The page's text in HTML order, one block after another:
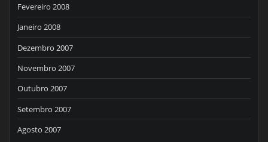
Fevereiro 2008
Janeiro 2008
Dezembro 2007
Novembro 2007
Outubro 2007
Setembro 2007
Agosto 2007